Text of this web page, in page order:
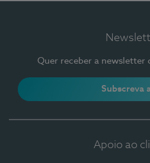
Quer receber a newsletter
Subscreva
Apoio ao